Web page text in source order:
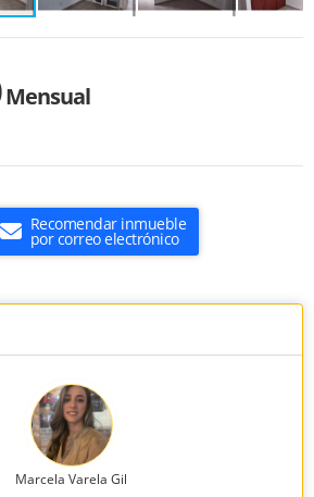
Mensual
Recomendar inmueble
por correo electrónico
Marcela Varela Gil